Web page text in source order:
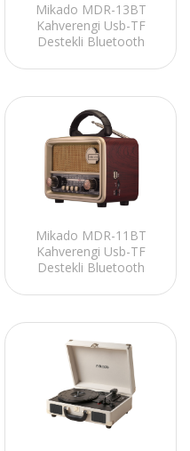
Mikado MDR-13BT
Kahverengi Usb-TF
Destekli Bluetooth
1800mAh 3 Band
Mikado MDR-11BT
Kahverengi Usb-TF
Destekli Bluetooth
1200mAh 3 Band